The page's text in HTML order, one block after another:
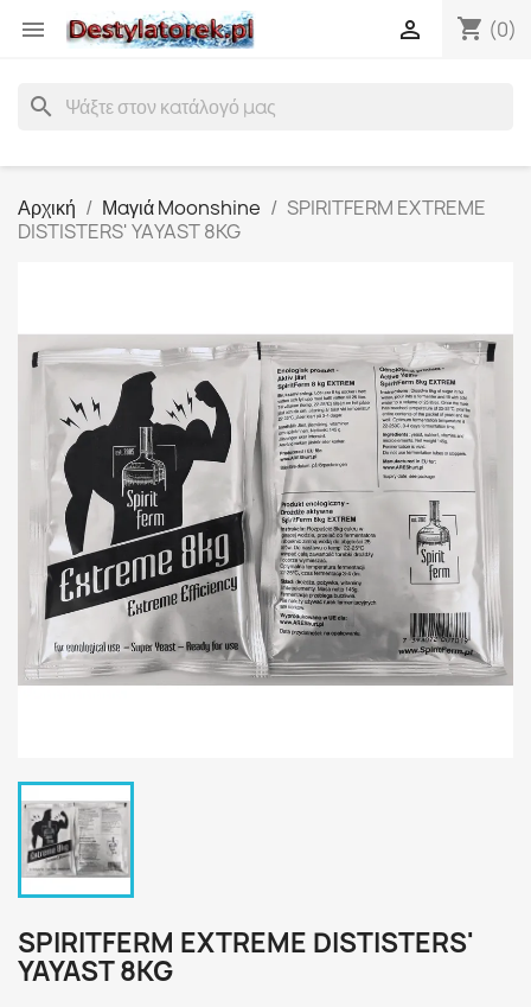
 shopping_cart (0)

search
Αρχική Μαγιά Moonshine
SPIRITFERM EXTREME
DISTISTERS' YAYAST 8KG
SPIRITFERM EXTREME DISTISTERS'
YAYAST 8KG